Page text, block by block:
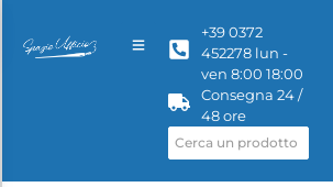
+39 0372
452278 lun -
ven 8:00 18:00
Consegna 24 /
48 ore